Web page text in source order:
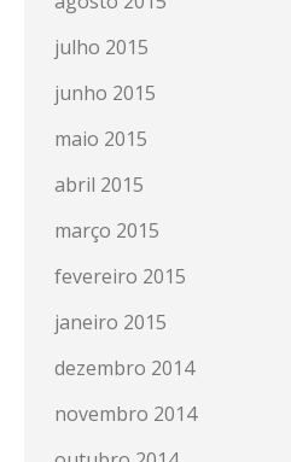
julho 2015
junho 2015
maio 2015
abril 2015
março 2015
fevereiro 2015
janeiro 2015
dezembro 2014
novembro 2014